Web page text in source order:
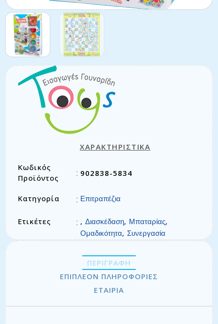
ΧΑΡΑΚΤΗΡΙΣΤΙΚΑ
Κωδικός
Προϊόντος
: 902838-5834
Κατηγορία : Επιτραπέζια
Ετικέτες : , Διασκέδαση, Μπαταρίας,
Ομαδικότητα, Συνεργασία
ΠΕΡΙΓΡΑΦΉ
ΕΠΙΠΛΈΟΝ ΠΛΗΡΟΦΟΡΊΕΣ
ΕΤΑΙΡΊΑ